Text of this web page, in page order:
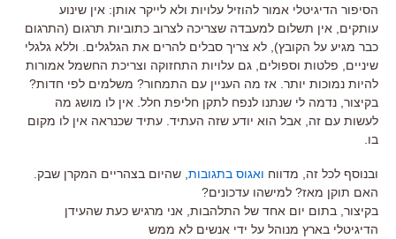
הסיפור הדיגיטלי אמור להוזיל עלויות ולא לייקר אותן: אין שינוע
עותקים, אין תשלום למעבדה שצריכה לצרוב כתוביות תרגום (התרגום
כבר מגיע על הקובץ), לא צריך סבלים להרים את הגלגלים. וללא גלגלי
שיניים, פלטות וספולים, גם עלויות התחזוקה וצריכת החשמל אמורות
להיות נמוכות יותר. אז מה העניין עם התמחור? משלמים לפי חדות?
בקיצור, נדמה לי שנתנו לנפח לתקן חליפת חלל. אין לו מושג מה
לעשות עם זה, אבל הוא יודע שזה העתיד. עתיד שכנראה אין לו מקום
בו.
ובנוסף לכל זה, מדווח ואגוס בתגובות, שהיום בצהריים המקרן שבק.
האם תוקן מאז? למישהו עדכונים?
בקיצור, בתום יום אחד של התלהבות, אני מרגיש כעת שהעידן
הדיגיטלי בארץ מנוהל על ידי אנשים לא ממש